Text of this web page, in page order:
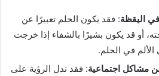
اليقظة: فقد يكون الحلم تعبيرًا عن
أو قد يكون بشيرًا بالشفاء إذا خرجت
الألم في الحلم.
مشاكل اجتماعية: فقد تدل الرؤية على